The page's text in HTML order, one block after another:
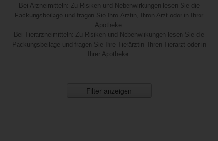
Bei Arzneimitteln: Zu Risiken und Nebenwirkungen lesen Sie die
Packungsbeilage und fragen Sie Ihre Ärztin, Ihren Arzt oder in Ihrer
Apotheke.
Bei Tierarzneimitteln: Zu Risiken und Nebenwirkungen lesen Sie die
Packungsbeilage und fragen Sie Ihre Tierärztin, Ihren Tierarzt oder in
Ihrer Apotheke.
Filter anzeigen